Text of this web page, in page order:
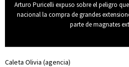
Arturo Puricelli expuso sobre el peligro
nacional la compra de grandes
parte de magnates
Caleta Olivia (agencia)